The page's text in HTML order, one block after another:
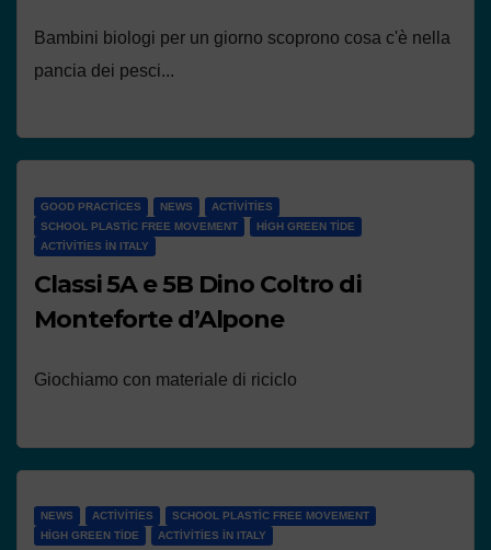
Bambini biologi per un giorno scoprono cosa c'è nella
pancia dei pesci...
GOOD PRACTICES NEWS
ACTIVITIES
SCHOOL PLASTIC FREE MOVEMENT
HIGH GREEN TIDE
ACTIVITIES IN ITALY
Classi 5A e 5B Dino Coltro di
Monteforte d’Alpone
Giochiamo con materiale di riciclo
NEWS ACTIVITIES
SCHOOL PLASTIC FREE MOVEMENT
HIGH GREEN TIDE
ACTIVITIES IN ITALY